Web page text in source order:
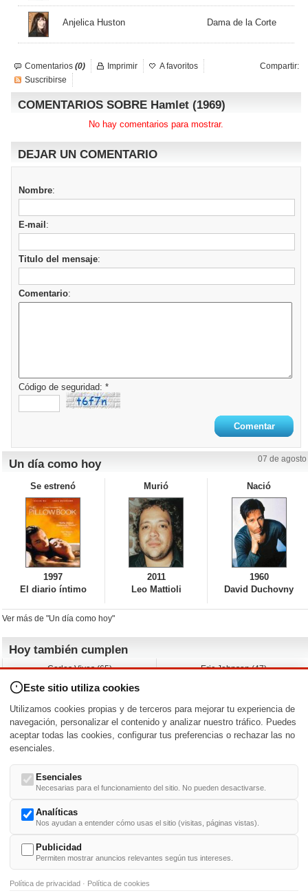
Anjelica Huston Dama de la Corte
Comentarios (0) Compartir:
Imprimir
A favoritos
Suscribirse
COMENTARIOS SOBRE Hamlet (1969)
No hay comentarios para mostrar.
DEJAR UN COMENTARIO
Nombre:
E-mail :
Titulo del mensaje:
Comentario:
Código de seguridad: *
Un día como hoy 07 de agosto
Se estrenó
1997
El diario íntimo
Murió
2011
Leo Mattioli
Nació
1960
David Duchovny
Ver más de "Un día como hoy"
Hoy también cumplen
Carlos Vives (65)
Nicholas Ray (-)
Charlize Theron (51)
Maggie Wheeler (65)
Eric Johnson (47)
Wayne Knight (71)
Michael Shannon (52)
Nacimientos y estrenos en la fecha
DD/MM /
-U- V- W- X - -
Este sitio utiliza cookies
Utilizamos cookies propias y de terceros para mejorar tu experiencia de
navegación, personalizar el contenido y analizar nuestro tráfico. Puedes
aceptar todas las cookies, configurar tus preferencias o rechazar las no
esenciales.
Esenciales
Necesarias para el funcionamiento del sitio. No pueden desactivarse.
Analíticas
Nos ayudan a entender cómo usas el sitio (visitas, páginas vistas).
Publicidad
Permiten mostrar anuncios relevantes según tus intereses.
Política de privacidad · Política de cookies